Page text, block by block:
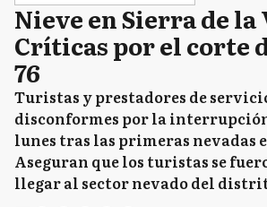
Nieve en Sierra de la
Críticas por el corte
76
Turistas y prestadores de
disconformes por la
lunes tras las primeras nevadas
Aseguran que los turistas se
llegar al sector nevado del